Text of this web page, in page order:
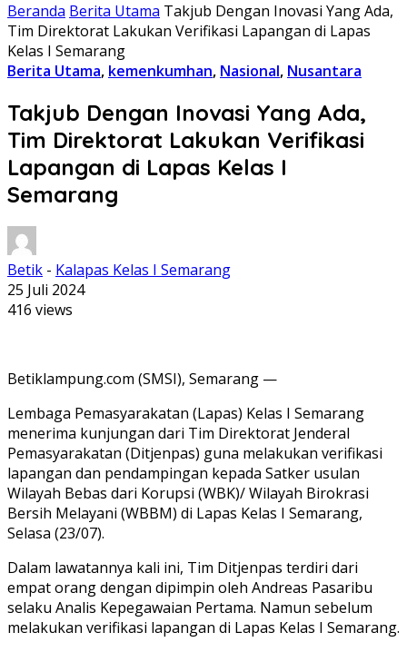
Beranda Berita Utama Takjub Dengan Inovasi Yang Ada,
Tim Direktorat Lakukan Verifikasi Lapangan di Lapas
Kelas I Semarang
Berita Utama, kemenkumhan, Nasional, Nusantara
Takjub Dengan Inovasi Yang Ada,
Tim Direktorat Lakukan Verifikasi
Lapangan di Lapas Kelas I
Semarang
Betik - Kalapas Kelas I Semarang
25 Juli 2024
416 views
Betiklampung.com (SMSI), Semarang —
Lembaga Pemasyarakatan (Lapas) Kelas I Semarang
menerima kunjungan dari Tim Direktorat Jenderal
Pemasyarakatan (Ditjenpas) guna melakukan verifikasi
lapangan dan pendampingan kepada Satker usulan
Wilayah Bebas dari Korupsi (WBK)/ Wilayah Birokrasi
Bersih Melayani (WBBM) di Lapas Kelas I Semarang,
Selasa (23/07).
Dalam lawatannya kali ini, Tim Ditjenpas terdiri dari
empat orang dengan dipimpin oleh Andreas Pasaribu
selaku Analis Kepegawaian Pertama. Namun sebelum
melakukan verifikasi lapangan di Lapas Kelas I Semarang.